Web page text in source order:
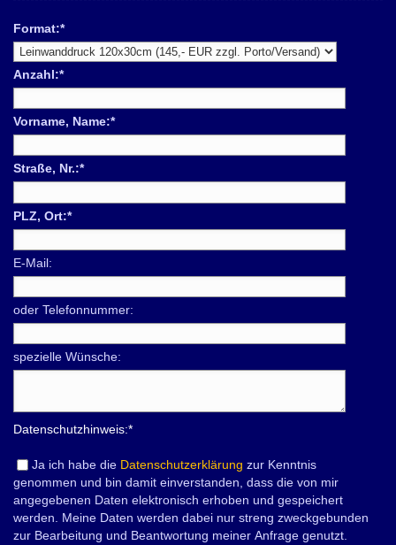
Format:*
Anzahl:*
Vorname, Name:*
Straße, Nr.:*
PLZ, Ort:*
E-Mail:
oder Telefonnummer:
spezielle Wünsche:
Datenschutzhinweis:*
Ja ich habe die Datenschutzerklärung zur Kenntnis
genommen und bin damit einverstanden, dass die von mir
angegebenen Daten elektronisch erhoben und gespeichert
werden. Meine Daten werden dabei nur streng zweckgebunden
zur Bearbeitung und Beantwortung meiner Anfrage genutzt.